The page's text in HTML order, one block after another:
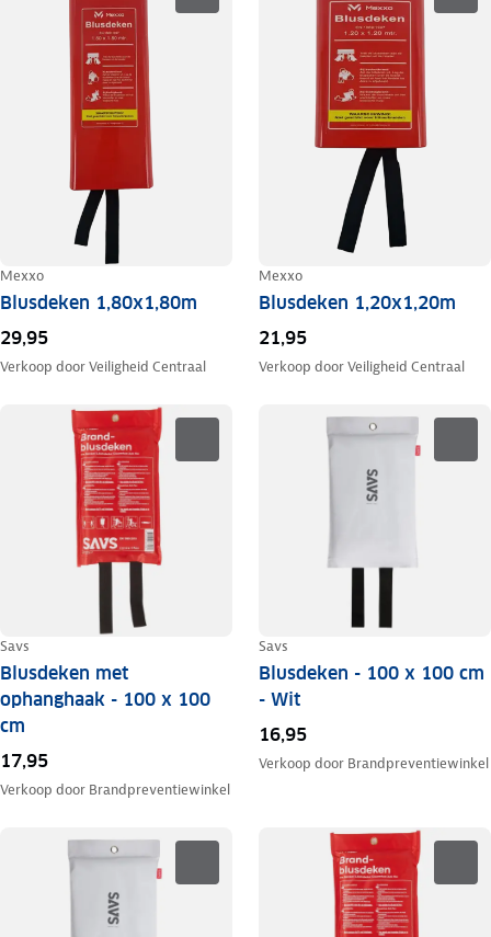
Mexxo
Blusdeken 1,80x1,80m
29,95
Verkoop doorVeiligheid Centraal
Mexxo
Blusdeken 1,20x1,20m
21,95
Verkoop doorVeiligheid Centraal
Savs
Blusdeken met
ophanghaak - 100 x 100
cm
17,95
Verkoop door Brandpreventiewinkel
Savs
Blusdeken - 100 x 100 cm
- Wit
16,95
Verkoop door Brandpreventiewinkel